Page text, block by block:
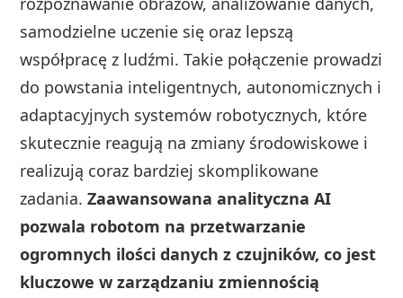
samodzielne uczenie się oraz lepszą
współpracę z ludźmi. Takie połączenie prowadzi
do powstania inteligentnych, autonomicznych i
adaptacyjnych systemów robotycznych, które
skutecznie reagują na zmiany środowiskowe i
realizują coraz bardziej skomplikowane
zadania.Zaawansowana analityczna AI
pozwala robotom na przetwarzanie
ogromnych ilości danych z czujników, co jest
kluczowe w zarządzaniu zmiennością